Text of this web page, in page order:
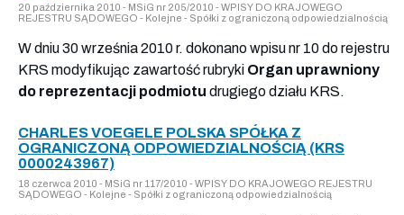
20 października 2010 - MSiG nr 205/2010 - WPISY DO KRAJOWEGO
REJESTRU SĄDOWEGO - Kolejne - Spółki z ograniczoną odpowiedzialnością
W dniu 30 września 2010 r. dokonano wpisu nr 10 do rejestru
KRS modyfikując zawartość rubryki Organ uprawniony
do reprezentacji podmiotu drugiego działu KRS.
CHARLES VOEGELE POLSKA SPÓŁKA Z
OGRANICZONĄ ODPOWIEDZIALNOŚCIĄ (KRS
0000243967)
18 czerwca 2010 - MSiG nr 117/2010 - WPISY DO KRAJOWEGO REJESTRU
SĄDOWEGO - Kolejne - Spółki z ograniczoną odpowiedzialnością